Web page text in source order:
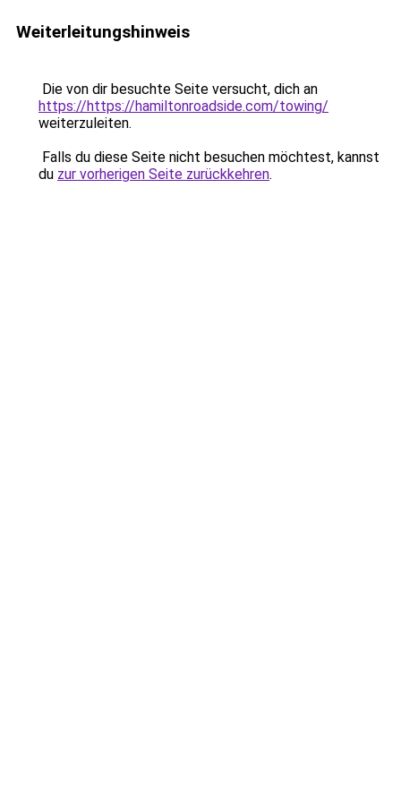
Weiterleitungshinweis
Die von dir besuchte Seite versucht, dich an
https://https://hamiltonroadside.com/towing/
weiterzuleiten.
Falls du diese Seite nicht besuchen möchtest, kannst
du zur vorherigen Seite zurückkehren.